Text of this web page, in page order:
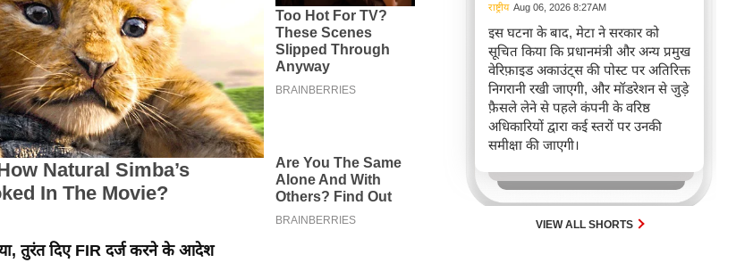
तुरंत दिए FIR दर्ज करने के आदेश
राष्ट्रीय Aug 06, 2026 8:27AM
इस घटना के बाद, मेटा ने सरकार को
सूचित किया कि प्रधानमंत्री और अन्य प्रमुख
वेरिफ़ाइड अकाउंट्स की पोस्ट पर अतिरिक्त
निगरानी रखी जाएगी, और मॉडरेशन से जुड़े
फ़ैसले लेने से पहले कंपनी के वरिष्ठ
अधिकारियों द्वारा कई स्तरों पर उनकी
समीक्षा की जाएगी।
VIEW ALL SHORTS